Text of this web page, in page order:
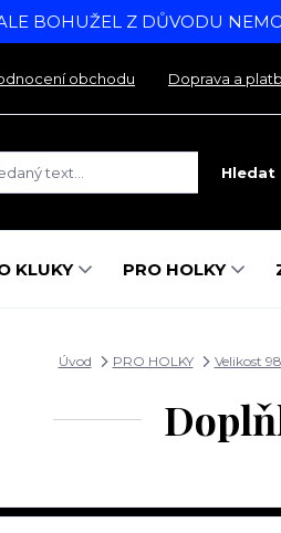
BOHUŽEL Z DŮVODU
obchodu Doprava a
Hledat
KLUKY PRO HOLKY
Úvod PRO HOLKY Velikost